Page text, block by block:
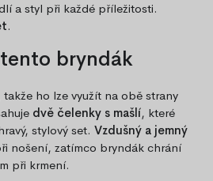
a styl při každé příležitosti.
.
bryndák
takže ho lze využít na obě strany
dvě čelenky s mašlí, které
stylový set. Vzdušný a jemný
nošení, zatímco bryndák chrání
při krmení.